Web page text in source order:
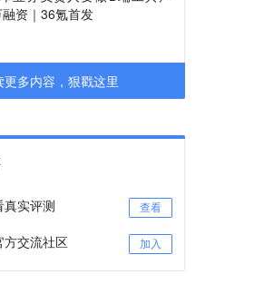
资｜36氪首发
更多内容，狠戳这里
实评测 查看
方交流社区 加入